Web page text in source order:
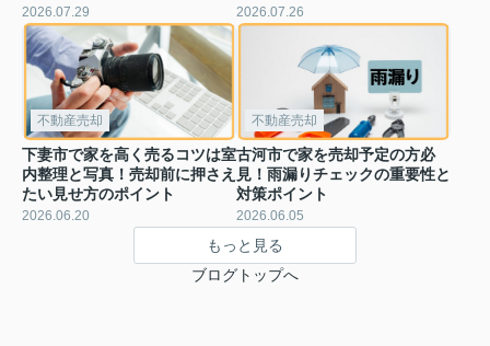
2026.07.29 2026.07.26
不動産売却
下妻市で家を高く売るコツは室
内整理と写真！売却前に押さえ
たい見せ方のポイント
2026.06.20
不動産売却
古河市で家を売却予定の方必
見！雨漏りチェックの重要性と
対策ポイント
2026.06.05
もっと見る
ブログトップへ